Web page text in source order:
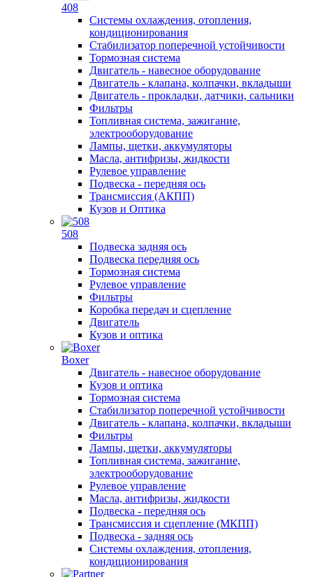
408
Системы охлаждения, отопления,
кондиционирования
Стабилизатор поперечной устойчивости
Тормозная система
Двигатель - навесное оборудование
Двигатель - клапана, колпачки, вкладыши
Двигатель - прокладки, датчики, сальники
Фильтры
Топливная система, зажигание,
электрооборудование
Лампы, щетки, аккумуляторы
Масла, антифризы, жидкости
Рулевое управление
Подвеска - передняя ось
Трансмиссия (АКПП)
Кузов и Оптика
508
Подвеска задняя ось
Подвеска передняя ось
Тормозная система
Рулевое управление
Фильтры
Коробка передач и сцепление
Двигатель
Кузов и оптика
Boxer
Двигатель - навесное оборудование
Кузов и оптика
Тормозная система
Стабилизатор поперечной устойчивости
Двигатель - клапана, колпачки, вкладыши
Фильтры
Лампы, щетки, аккумуляторы
Топливная система, зажигание,
электрооборудование
Рулевое управление
Масла, антифризы, жидкости
Подвеска - передняя ось
Трансмиссия и сцепление (МКПП)
Подвеска - задняя ось
Системы охлаждения, отопления,
кондиционирования